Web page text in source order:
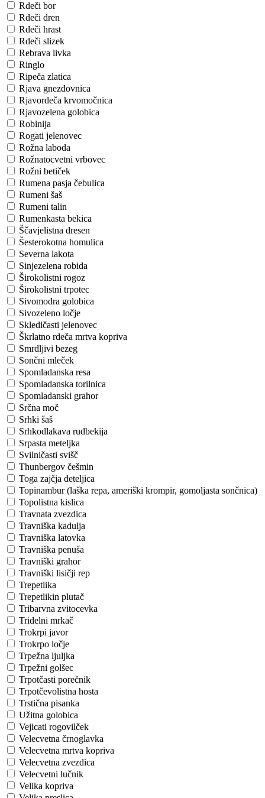
Rdeči bor
Rdeči dren
Rdeči hrast
Rdeči slizek
Rebrava livka
Ringlo
Ripeča zlatica
Rjava gnezdovnica
Rjavordeča krvomočnica
Rjavozelena golobica
Robinija
Rogati jelenovec
Rožna laboda
Rožnatocvetni vrbovec
Rožni betiček
Rumena pasja čebulica
Rumeni šaš
Rumeni talin
Rumenkasta bekica
Ščavjelistna dresen
Šesterokotna homulica
Severna lakota
Sinjezelena robida
Širokolistni rogoz
Širokolistni trpotec
Sivomodra golobica
Sivozeleno ločje
Skledičasti jelenovec
Škrlatno rdeča mrtva kopriva
Smrdljivi bezeg
Sončni mleček
Spomladanska resa
Spomladanska torilnica
Spomladanski grahor
Srčna moč
Srhki šaš
Srhkodlakava rudbekija
Srpasta meteljka
Svilničasti svišč
Thunbergov češmin
Toga zajčja deteljica
Topinambur (laška repa, ameriški krompir, gomoljasta sončnica)
Topolistna kislica
Travnata zvezdica
Travniška kadulja
Travniška latovka
Travniška penuša
Travniški grahor
Travniški lisičji rep
Trepetlika
Trepetlikin plutač
Tribarvna zvitocevka
Tridelni mrkač
Trokrpi javor
Trokrpo ločje
Trpežna ljuljka
Trpežni golšec
Trpotčasti porečnik
Trpotčevolistna hosta
Trstična pisanka
Užitna golobica
Vejicati rogovilček
Velecvetna črnoglavka
Velecvetna mrtva kopriva
Velecvetna zvezdica
Velecvetni lučnik
Velika kopriva